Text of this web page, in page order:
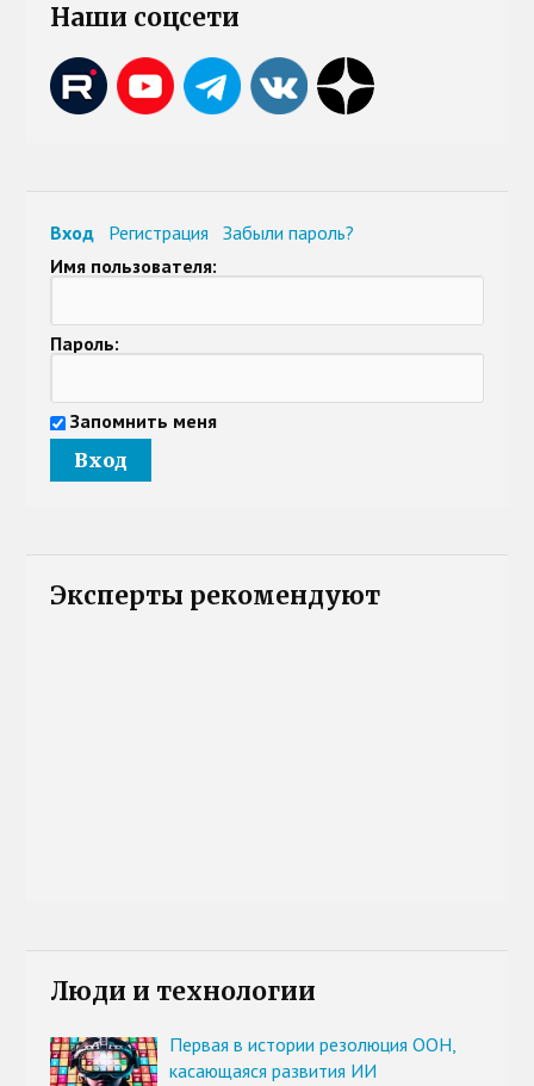
Наши соцсети
Вход Регистрация
Забыли пароль?
Имя пользователя:
Пароль:
Запомнить меня
Эксперты рекомендуют
Люди и технологии
Первая в истории резолюция ООН,
касающаяся развития ИИ